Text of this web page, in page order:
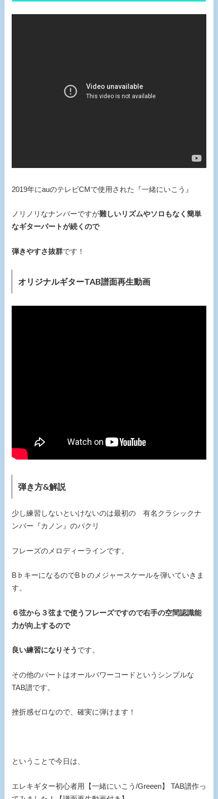
2019年にauのテレビCMで使用された『一緒にいこう』
ノリノリなナンバーですが難しいリズムやソロもなく簡単
なギターパートが続くので
弾きやすさ抜群です！
オリジナルギターTAB譜面再生動画
弾き方&解説
少し練習しないといけないのは最初の 有名クラシックナ
ンバー『カノン』のパクリ
フレーズのメロディーラインです。
B♭キーになるのでB♭のメジャースケールを弾いていきま
す。
６弦から３弦まで使うフレーズですので右手の空間認識能
力が向上するので
良い練習になりそう です。
その他のパートはオールパワーコードというシンプルな
TAB譜です。
挫折感ゼロなので、確実に弾けます！
ということで今日は、
エレキギター初心者用【一緒にいこう/Greeen】 TAB譜作っ